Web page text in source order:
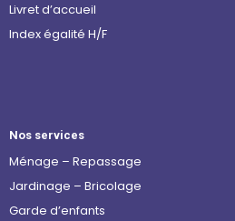
Livret d’accueil
Index égalité H/F
Nos services
Ménage – Repassage
Jardinage – Bricolage
Garde d’enfants